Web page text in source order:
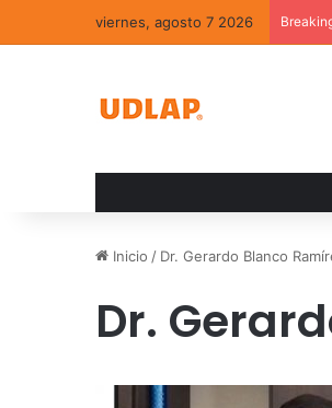
viernes, agosto 7 2026
Inicio / Dr. Gerardo Blanco
Dr.